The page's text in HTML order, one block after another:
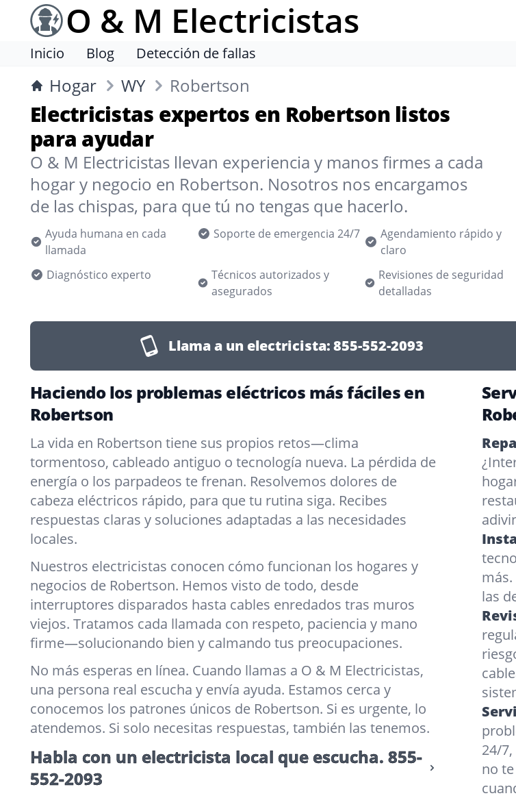
O & M Electricistas
Inicio Blog Detección de fallas
Hogar WY Robertson
Electricistas expertos en Robertson listos
para ayudar
O & M Electricistas llevan experiencia y manos firmes a cada
hogar y negocio en Robertson. Nosotros nos encargamos
de las chispas, para que tú no tengas que hacerlo.
Ayuda humana en cada
llamada
Soporte de emergencia 24/7
Agendamiento rápido y
claro
Diagnóstico experto
Técnicos autorizados y
asegurados
Revisiones de seguridad
detalladas
Llama a un electricista:855-552-2093
Haciendo los problemas eléctricos más fáciles en
Robertson
La vida en Robertson tiene sus propios retos—clima
tormentoso, cableado antiguo o tecnología nueva. La pérdida de
energía o los parpadeos te frenan. Resolvemos dolores de
cabeza eléctricos rápido, para que tu rutina siga. Recibes
respuestas claras y soluciones adaptadas a las necesidades
locales.
Nuestros electricistas conocen cómo funcionan los hogares y
negocios de Robertson. Hemos visto de todo, desde
interruptores disparados hasta cables enredados tras muros
viejos. Tratamos cada llamada con respeto, paciencia y mano
firme—solucionando bien y calmando tus preocupaciones.
No más esperas en línea. Cuando llamas a O & M Electricistas,
una persona real escucha y envía ayuda. Estamos cerca y
conocemos los patrones únicos de Robertson. Si es urgente, lo
atendemos. Si solo necesitas respuestas, también las tenemos.
Habla con un electricista local que escucha. 855-
552-2093
las
24/
no